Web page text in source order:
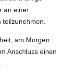
an einer
teilzunehmen.
am Morgen
Anschluss einen